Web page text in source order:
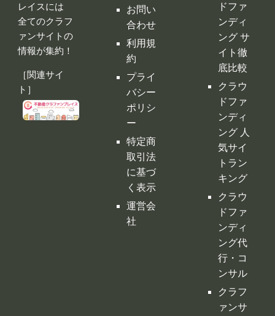
レイスには
全てのクラフ
ァンサイトの
情報が集約！
［関連サイ
ト］
お問い
合わせ
利用規
約
プライ
バシー
ポリシ
ー
特定商
取引法
に基づ
く表示
運営会
社
ドファ
ンディ
ング サ
イト徹
底比較
クラウ
ドファ
ンディ
ング 人
気サイ
トラン
キング
クラウ
ドファ
ンディ
ング代
行・コ
ンサル
クラフ
ァンサ